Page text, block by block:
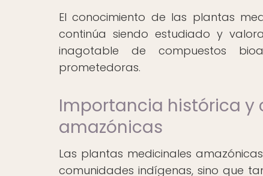
El conocimiento de las plantas
continúa siendo estudiado y
inagotable de compuestos
prometedoras.
Importancia histórica y
amazónicas
Las plantas medicinales
comunidades indígenas, sino que